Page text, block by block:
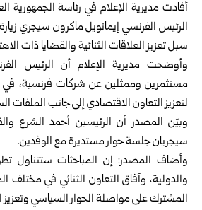
أفادت مديرية الإعلام في رئاسة الجمهورية
الرئيس الفرنسي إيمانويل ماكرون سيجري
سبل تعزيز العلاقات الثنائية والقضايا ذات
وأوضحت مديرية الإعلام أن الرئيس
مستثمرين وممثلين عن شركات فرنسية، في
لتعزيز التعاون الاقتصادي إلى جانب الملفات
وبيّن المصدر أن الرئيسين أحمد الشرع
سيجريان جلسة حوار مستديرة مع الوفدين.
وأضاف المصدر: إن المباحثات ستتناول
والدولية، وآفاق التعاون الثنائي في مختلف
المشترك على مواصلة الحوار السياسي وتعزيز